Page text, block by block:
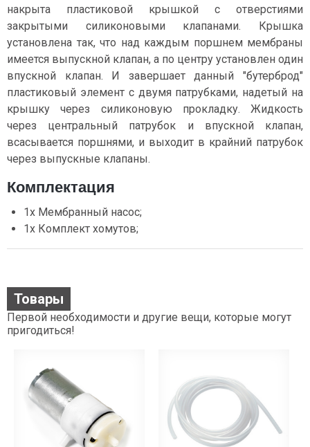
накрыта пластиковой крышкой с отверстиями
закрытыми силиконовыми клапанами. Крышка
установлена так, что над каждым поршнем мембраны
имеется выпускной клапан, а по центру установлен один
впускной клапан. И завершает данный "бутерброд"
пластиковый элемент с двумя патрубками, надетый на
крышку через силиконовую прокладку. Жидкость
через центральный патрубок и впускной клапан,
всасывается поршнями, и выходит в крайний патрубок
через выпускные клапаны.
Комплектация
1x Мембранный насос;
1x Комплект хомутов;
Товары
Первой необходимости и другие вещи, которые могут
пригодиться!